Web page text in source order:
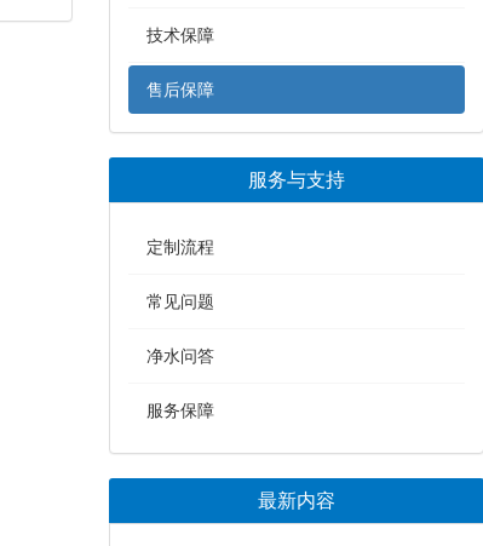
技术保障
售后保障
服务与支持
定制流程
常见问题
净水问答
服务保障
最新内容